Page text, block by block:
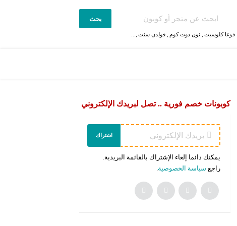
بحث
فوغا كلوسيت نون دوت كوم قولدن سنت
كوبونات خصم فورية .. تصل لبريدك الإلكتروني
اشتراك
يمكنك دائما إلغاء الإشتراك بالقائمة البريدية.
راجع سياسة الخصوصية